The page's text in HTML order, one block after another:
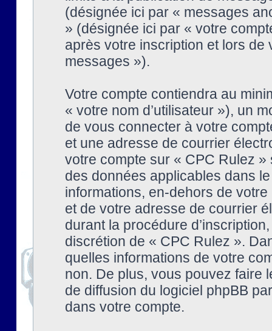
(désignée ici par « messages
» (désignée ici par « votre
après votre inscription et lors
messages »).
Votre compte contiendra au
« votre nom d’utilisateur »), un
de vous connecter à votre
et une adresse de courrier
votre compte sur « CPC Rulez
des données applicables dans
informations, en-dehors de
et de votre adresse de courrier
durant la procédure
discrétion de « CPC Rulez ».
quelles informations de votre
non. De plus, vous pouvez faire
de diffusion du logiciel phpBB
dans votre compte.